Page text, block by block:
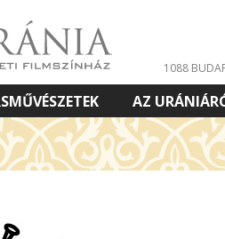
1088
AZ
ELŐADÁSOK